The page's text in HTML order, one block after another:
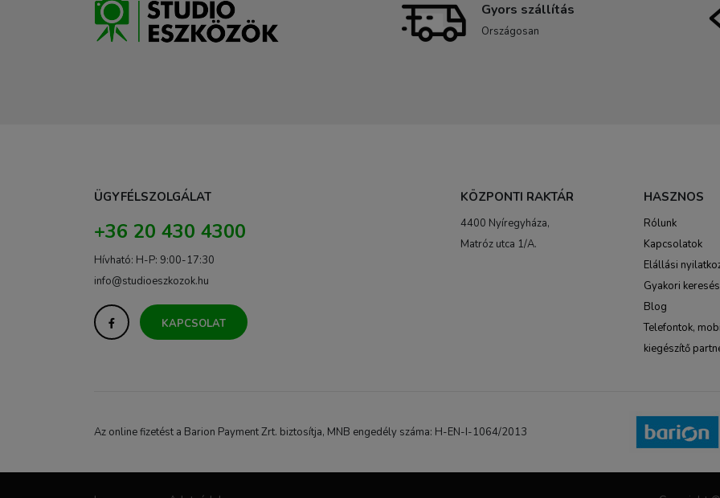
Gyors szállítás
Országosan
ÜGYFÉLSZOLGÁLAT
+36 20 430 4300
Hívható: H-P: 9:00-17:30
info@studioeszkozok.hu
KAPCSOLAT
KÖZPONTI RAKTÁR
4400 Nyíregyháza,
Matróz utca 1/A.
HASZNOS
Rólunk
Kapcsolatok
Elállási
Gyakori
Blog
Telefontok,
kiegészítő
Az online fizetést a Barion Payment Zrt. biztosítja, MNB engedély száma: H-EN-I-1064/2013